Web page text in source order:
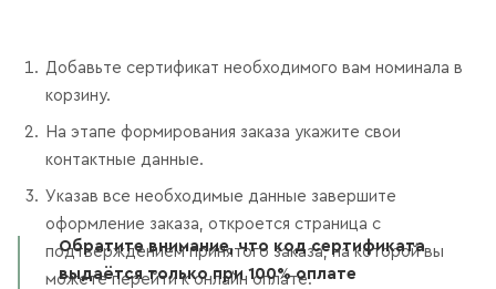
Добавьте сертификат необходимого вам номинала в
корзину.
На этапе формирования заказа укажите свои
контактные данные.
Указав все необходимые данные завершите
оформление заказа, откроется страница с
подтверждением принятого заказа, на которой вы
можете перейти к онлайн оплате.
Обратите внимание, что код сертификата
выдаётся только при 100% оплате